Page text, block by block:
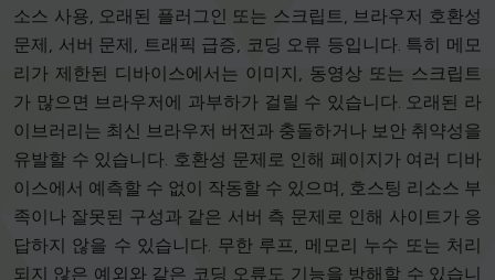
소스 사용, 오래된 플러그인 또는 스크립트, 브라우저 호환성
문제, 서버 문제, 트래픽 급증, 코딩 오류 등입니다. 특히 메모
리가 제한된 디바이스에서는 이미지, 동영상 또는 스크립트
가 많으면 브라우저에 과부하가 걸릴 수 있습니다. 오래된 라
이브러리는 최신 브라우저 버전과 충돌하거나 보안 취약성을
유발할 수 있습니다. 호환성 문제로 인해 페이지가 여러 디바
이스에서 예측할 수 없이 작동할 수 있으며, 호스팅 리소스 부
족이나 잘못된 구성과 같은 서버 측 문제로 인해 사이트가 응
답하지 않을 수 있습니다. 무한 루프, 메모리 누수 또는 처리
되지 않은 예외와 같은 코딩 오류도 기능을 방해할 수 있습니